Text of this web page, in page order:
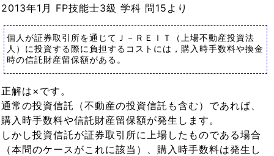
2013年1月 FP技能士3級 学科 問15より
個人が証券取引所を通じてＪ－ＲＥＩＴ（上場不動産投資法
人）に投資する際に負担するコストには，購入時手数料や換金
時の信託財産留保額がある。
正解は×です。
通常の投資信託（不動産の投資信託も含む）であれば、
購入時手数料や信託財産留保額が発生します。
しかし投資信託が証券取引所に上場したものである場合
（本問のケースがこれに該当）、購入時手数料は発生し